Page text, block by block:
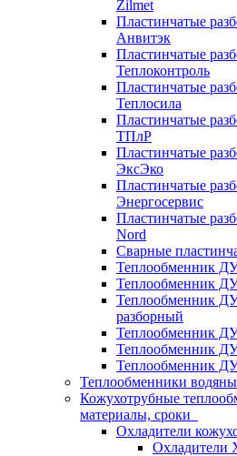
Zilmet
Пластинчатые
Анвитэк
Пластинчатые
Теплоконтроль
Пластинчатые
Теплосила
Пластинчатые
ТПлР
Пластинчатые
ЭксЭко
Пластинчатые
Энергосервис
Пластинчатые
Nord
Сварные
Теплообменник
Теплообменник
Теплообменник
разборный
Теплообменник
Теплообменник
Теплообменник
Теплообменники
Кожухотрубные
материалы, сроки
Охладители
Охладители